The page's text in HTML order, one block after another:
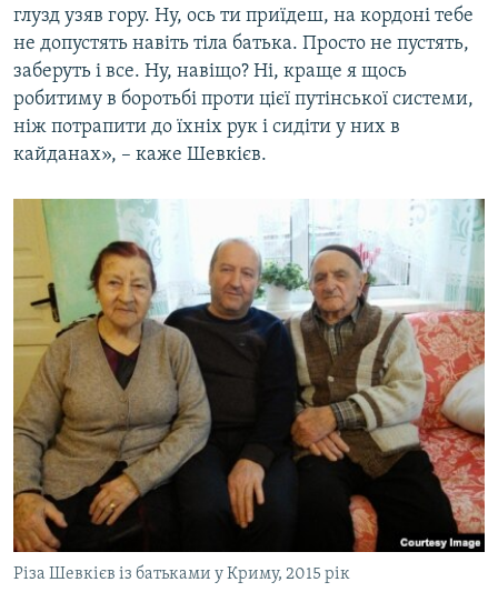
глузд узяв гору. Ну, ось ти приїдеш, на кордоні тебе
не допустять навіть тіла батька. Просто не пустять,
заберуть і все. Ну, навіщо? Ні, краще я щось
робитиму в боротьбі проти цієї путінської системи,
ніж потрапити до їхніх рук і сидіти у них в
кайданах», – каже Шевкієв.
Різа Шевкієв із батьками у Криму, 2015 рік